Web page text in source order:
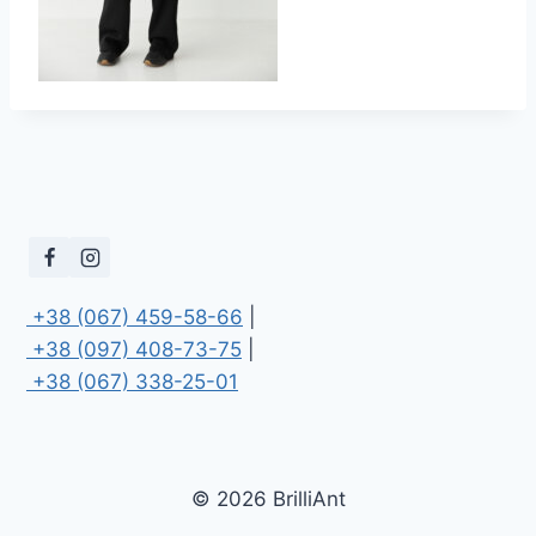
+38 (067) 459-58-66
+38 (097) 408-73-75
+38 (067) 338-25-01
© 2026 BrilliAnt